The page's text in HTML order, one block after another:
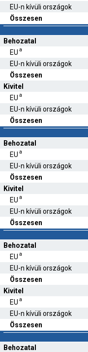
EU-n kívüli országok
Összesen
Behozatal
EU a
EU-n kívüli országok
Összesen
Kivitel
EU a
EU-n kívüli országok
Összesen
Behozatal
EU a
EU-n kívüli országok
Összesen
Kivitel
EU a
EU-n kívüli országok
Összesen
Behozatal
EU a
EU-n kívüli országok
Összesen
Kivitel
EU a
EU-n kívüli országok
Összesen
Behozatal